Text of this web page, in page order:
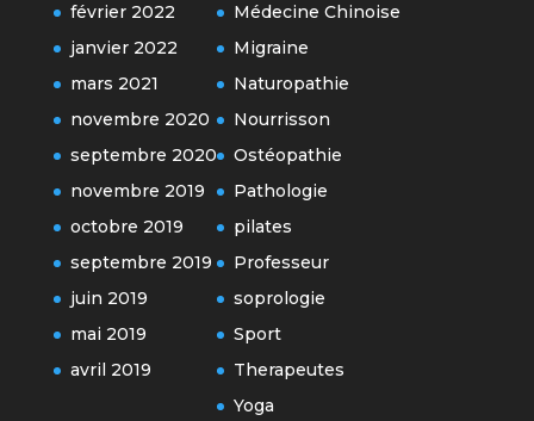
février 2022
janvier 2022
mars 2021
novembre 2020
septembre 2020
novembre 2019
octobre 2019
septembre 2019
juin 2019
mai 2019
avril 2019
Médecine Chinoise
Migraine
Naturopathie
Nourrisson
Ostéopathie
Pathologie
pilates
Professeur
soprologie
Sport
Therapeutes
Yoga